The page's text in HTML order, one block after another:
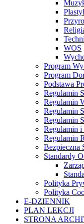
WOS
Program
Program
Podstawa
Regulamin
Regulamin
Regulamin
Regulamin
Regulamin i
Regulamin
Bezpieczna
Standardy
Polityka
Polityka
E-DZIENNIK
PLAN LEKCJI
STRONA